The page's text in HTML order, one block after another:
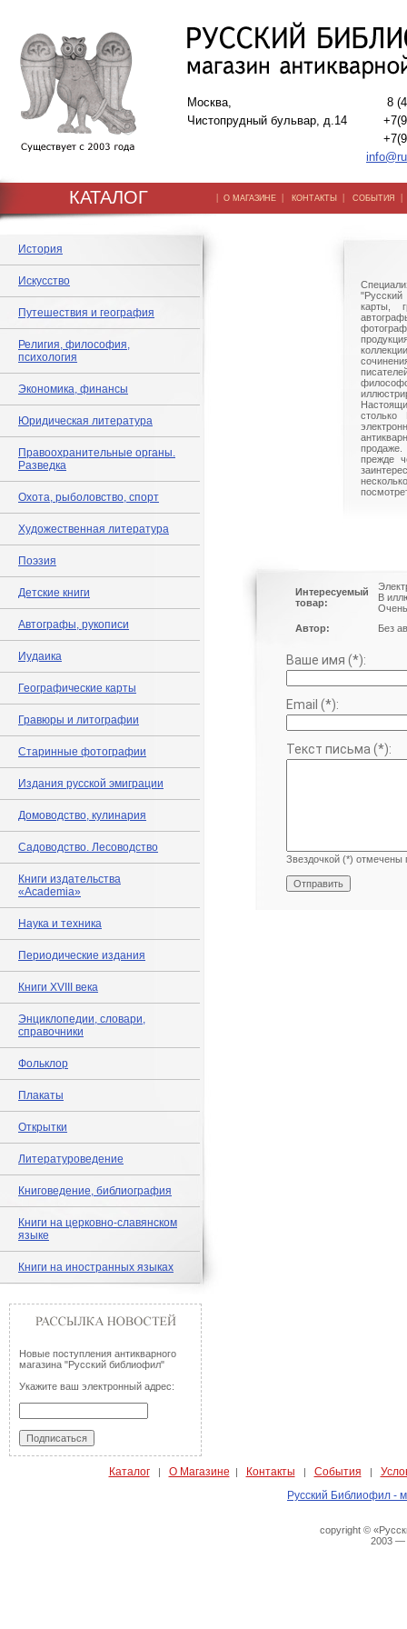
Москва,
Чистопрудный бульвар, д.14
8
КАТАЛОГ | О МАГАЗИНЕ | КОНТАКТЫ | СОБЫТИЯ
История
Искусство
Путешествия и география
Религия, философия,
психология
Экономика, финансы
Юридическая литература
Правоохранительные органы.
Разведка
Охота, рыболовство, спорт
Художественная литература
Поэзия
Детские книги
Автографы, рукописи
Иудаика
Географические карты
Гравюры и литографии
Старинные фотографии
Издания русской эмиграции
Домоводство, кулинария
Садоводство. Лесоводство
Книги издательства
«Academia»
Наука и техника
Периодические издания
Книги XVIII века
Энциклопедии, словари,
справочники
Фольклор
Плакаты
Открытки
Литературоведение
Книговедение, библиография
Книги на церковно-славянском
языке
Книги на иностранных языках
Новые поступления антикварного
магазина "Русский библиофил"
Укажите ваш электронный адрес:
"Русский
карты,
столько
прежде
Интересуемый
товар:
В
Автор:
Без
Ваше имя (*):
Email (*):
Текст письма (*):
Звездочкой (*) отмечены
Каталог| О Магазине | Контакты | События |
Русский Библиофил -
copyright ©
2003 —